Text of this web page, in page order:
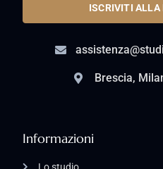
Informazioni
ISCRIVITI ALLA
Brescia,